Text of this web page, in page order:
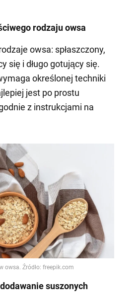
rodzaju owsa
owsa: spłaszczony,
się i długo gotujący się.
określonej techniki
jest po prostu
z instrukcjami na
suszonych